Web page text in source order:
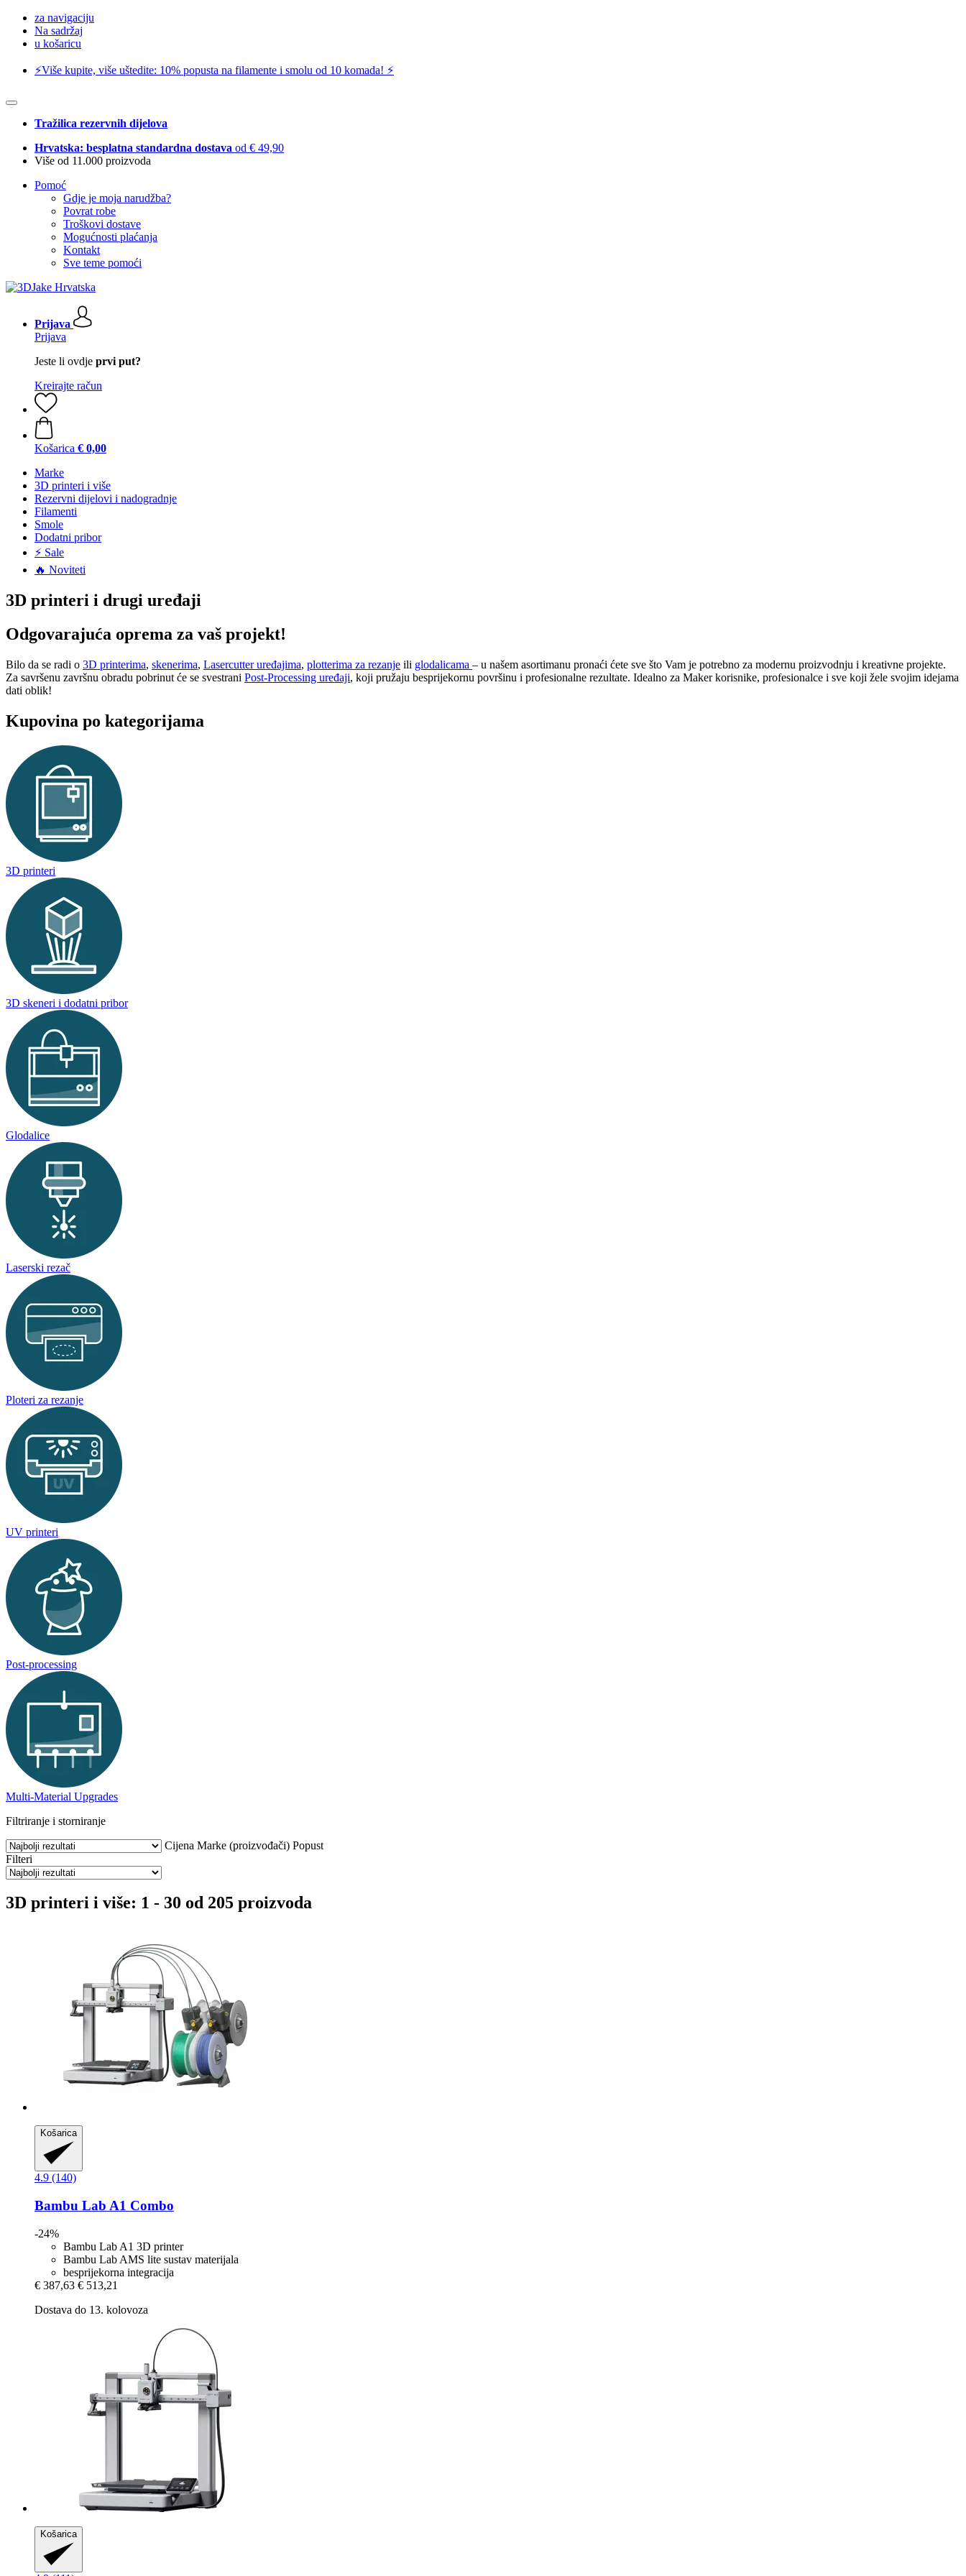
za navigaciju
Na sadržaj
u košaricu
⚡️Više kupite, više uštedite: 10% popusta na filamente i smolu od 10 komada! ⚡️
Tražilica rezervnih dijelova
Hrvatska: besplatna standardna dostava od € 49,90
Više od 11.000 proizvoda
Pomoć
Gdje je moja narudžba?
Povrat robe
Troškovi dostave
Mogućnosti plaćanja
Kontakt
Sve teme pomoći
Prijava
Prijava
Jeste li ovdje prvi put?
Kreirajte račun
Košarica € 0,00
Marke
3D printeri i više
Rezervni dijelovi i nadogradnje
Filamenti
Smole
Dodatni pribor
⚡ Sale
🔥 Noviteti
3D printeri i drugi uređaji
Odgovarajuća oprema za vaš projekt!
Bilo da se radi o 3D printerima, skenerima, Lasercutter uređajima, plotterima za rezanje ili glodalicama – u našem asortimanu pronaći ćete sve što Vam je potrebno za modernu proizvodnju i kreativne projekte.
Za savršenu završnu obradu pobrinut će se svestrani Post-Processing uređaji, koji pružaju besprijekornu površinu i profesionalne rezultate. Idealno za Maker korisnike, profesionalce i sve koji žele svojim idejama
dati oblik!
Kupovina po kategorijama
3D printeri
3D skeneri i dodatni pribor
Glodalice
Laserski rezač
Ploteri za rezanje
UV printeri
Post-processing
Multi-Material Upgrades
Filtriranje i storniranje
Cijena Marke (proizvođači) Popust
Filteri
3D printeri i više: 1 - 30 od 205 proizvoda
Košarica
4.9 (140)
Bambu Lab A1 Combo
-24%
Bambu Lab A1 3D printer
Bambu Lab AMS lite sustav materijala
besprijekorna integracija
€ 387,63 € 513,21
Dostava do 13. kolovoza
Košarica